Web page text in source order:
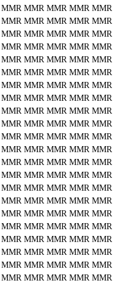
MMR MMR MMR MMR MMR
MMR MMR MMR MMR MMR
MMR MMR MMR MMR MMR
MMR MMR MMR MMR MMR
MMR MMR MMR MMR MMR
MMR MMR MMR MMR MMR
MMR MMR MMR MMR MMR
MMR MMR MMR MMR MMR
MMR MMR MMR MMR MMR
MMR MMR MMR MMR MMR
MMR MMR MMR MMR MMR
MMR MMR MMR MMR MMR
MMR MMR MMR MMR MMR
MMR MMR MMR MMR MMR
MMR MMR MMR MMR MMR
MMR MMR MMR MMR MMR
MMR MMR MMR MMR MMR
MMR MMR MMR MMR MMR
MMR MMR MMR MMR MMR
MMR MMR MMR MMR MMR
MMR MMR MMR MMR MMR
MMR MMR MMR MMR MMR